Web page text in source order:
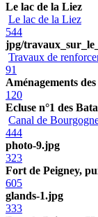
Le lac de la Liez
Le lac de la Liez
544
jpg/
Travaux de
91
Aménagements
120
Ecluse n°1 des
Canal de
444
photo-9.jpg
323
Fort de Peigney,
605
glands-1.jpg
333